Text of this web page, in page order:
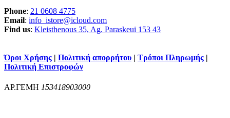
Phone: 21 0608 4775
Email: info_istore@icloud.com
Find us: Kleisthenous 35, Ag. Paraskeui 153 43
Όροι Χρήσης Πολιτική απορρήτου Τρόποι Πληρωμής
Πολιτική Επιστροφών
ΑΡ.ΓΕΜΗ 153418903000